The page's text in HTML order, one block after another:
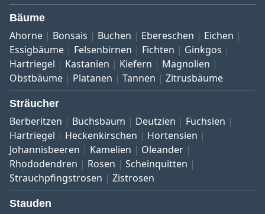
Bäume
Ahorne Bonsais Buchen Ebereschen
Eichen
Essigbäume
Felsenbirnen Fichten
Ginkgos
Hartriegel
Kastanien Kiefern
Magnolien
Obstbäume
Platanen Tannen Zitrusbäume
Sträucher
Berberitzen Buchsbaum Deutzien
Fuchsien
Hartriegel
Heckenkirschen
Hortensien
Johannisbeeren
Kamelien
Oleander
Rhododendren
Rosen
Scheinquitten
Strauchpfingstrosen
Zistrosen
Stauden